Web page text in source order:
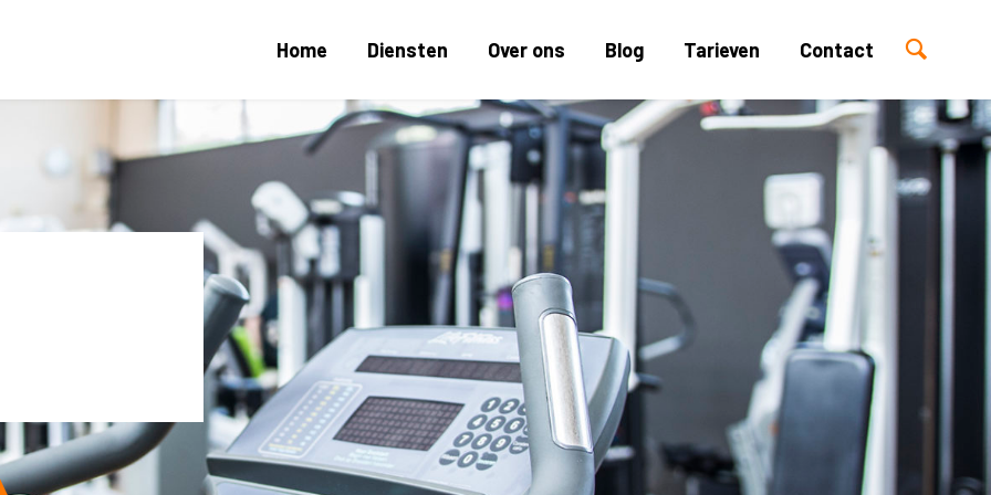
Home Diensten Over ons Blog Tarieven Contact